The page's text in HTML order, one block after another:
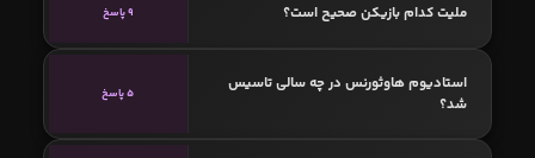
ملیت کدام بازیکن صحیح است؟ 9 پاسخ
استادیوم هاوثورنس در چه سالی تاسیس
شد؟
5 پاسخ